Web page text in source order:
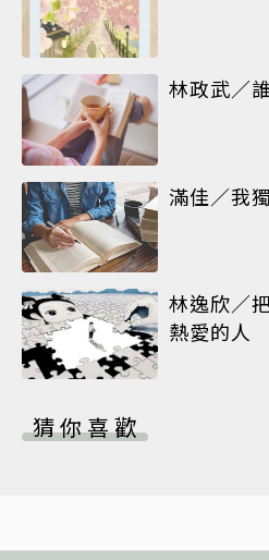
林政武／
滿佳／我
林逸欣／
熱愛的人
猜你喜歡